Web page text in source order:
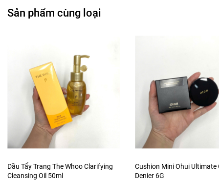
Sản phẩm cùng loại
Dầu Tẩy Trang The Whoo Clarifying
Cleansing Oil 50ml
Cushion Mini Ohui Ultimate
Denier 6G